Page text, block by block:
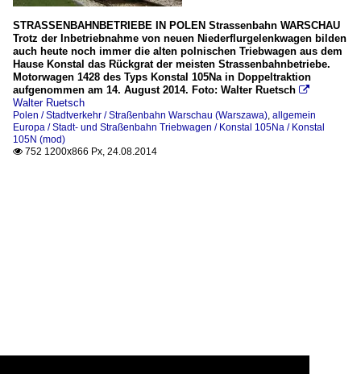
STRASSENBAHNBETRIEBE IN POLEN Strassenbahn WARSCHAU
Trotz der Inbetriebnahme von neuen Niederflurgelenkwagen bilden
auch heute noch immer die alten polnischen Triebwagen aus dem
Hause Konstal das Rückgrat der meisten Strassenbahnbetriebe.
Motorwagen 1428 des Typs Konstal 105Na in Doppeltraktion
aufgenommen am 14. August 2014. Foto: Walter Ruetsch 
Walter Ruetsch
Polen / Stadtverkehr / Straßenbahn Warschau (Warszawa), allgemein
Europa / Stadt- und Straßenbahn Triebwagen / Konstal 105Na / Konstal
105N (mod)
 752 1200x866 Px, 24.08.2014